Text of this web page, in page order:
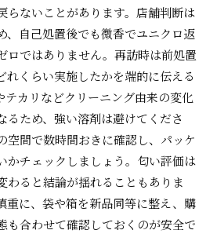
らないことがあります。店舗判断は
、自己処置後でも微香でユニクロ返
ロではありません。再訪時は前処置
れくらい実施したかを端的に伝える
テカリなどクリーニング由来の変化
るため、強い溶剤は避けてくださ
空間で数時間おきに確認し、パッケ
かチェックしましょう。匂い評価は
わると結論が揺れることもありま
重に、袋や箱を新品同等に整え、購
も合わせて確認しておくのが安全で